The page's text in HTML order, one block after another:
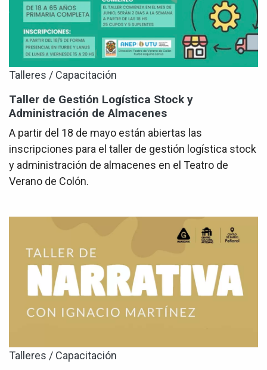
Talleres / Capacitación
Taller de Gestión Logística Stock y
Administración de Almacenes
A partir del 18 de mayo están abiertas las
inscripciones para el taller de gestión logística stock
y administración de almacenes en el Teatro de
Verano de Colón.
Talleres / Capacitación